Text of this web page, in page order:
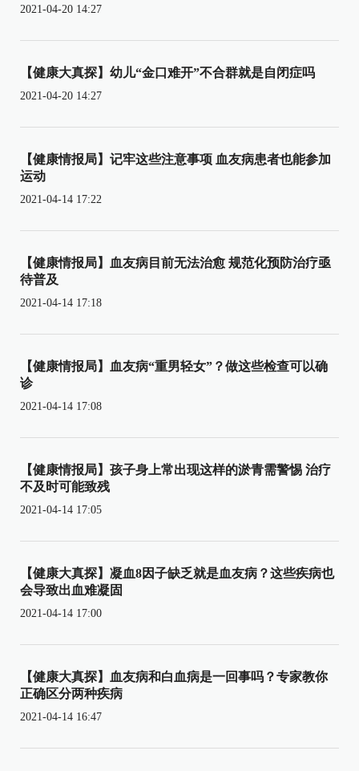
2021-04-20 14:27
【健康大真探】幼儿“金口难开”不合群就是自闭症吗
2021-04-20 14:27
【健康情报局】记牢这些注意事项 血友病患者也能参加
运动
2021-04-14 17:22
【健康情报局】血友病目前无法治愈 规范化预防治疗亟
待普及
2021-04-14 17:18
【健康情报局】血友病“重男轻女”？做这些检查可以确
诊
2021-04-14 17:08
【健康情报局】孩子身上常出现这样的淤青需警惕 治疗
不及时可能致残
2021-04-14 17:05
【健康大真探】凝血8因子缺乏就是血友病？这些疾病也
会导致出血难凝固
2021-04-14 17:00
【健康大真探】血友病和白血病是一回事吗？专家教你
正确区分两种疾病
2021-04-14 16:47